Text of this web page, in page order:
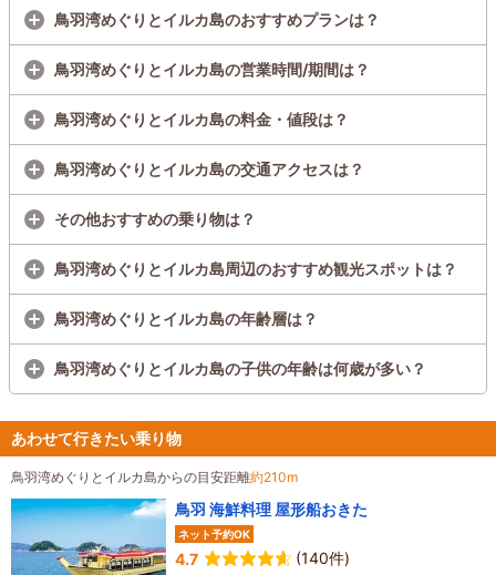
アシカが、元気いっぱいに遊ぶ時間では、飼育員がアシカの生態や行動に
ついて、お話しながら健康チェックのポイントを紹介します。
鳥羽湾めぐりとイルカ島のおすすめプランは？
鳥羽湾めぐりとイルカ島の営業時間/期間は？
鳥羽湾めぐりとイルカ島の料金・値段は？
鳥羽湾めぐりとイルカ島の交通アクセスは？
その他おすすめの乗り物は？
鳥羽湾めぐりとイルカ島周辺のおすすめ観光スポットは？
鳥羽湾めぐりとイルカ島の年齢層は？
鳥羽湾めぐりとイルカ島の子供の年齢は何歳が多い？
あわせて行きたい乗り物
鳥羽湾めぐりとイルカ島からの目安距離約210m
鳥羽 海鮮料理 屋形船おきた
ネット予約OK
4.7 (140件)